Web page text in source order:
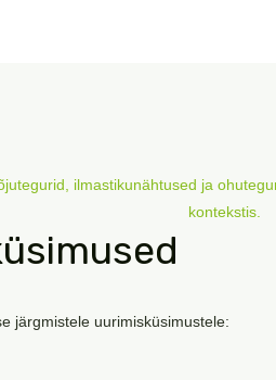
järgmistele uurimisküsimustele: